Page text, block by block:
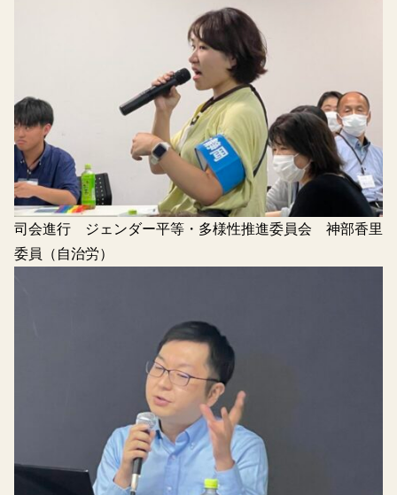
司会進行 ジェンダー平等・多様性推進委員会 神部香里
委員（自治労）